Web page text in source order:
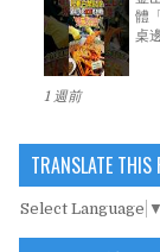
體
桌
1 週前
TRANSLATE THIS
Select Language ▼